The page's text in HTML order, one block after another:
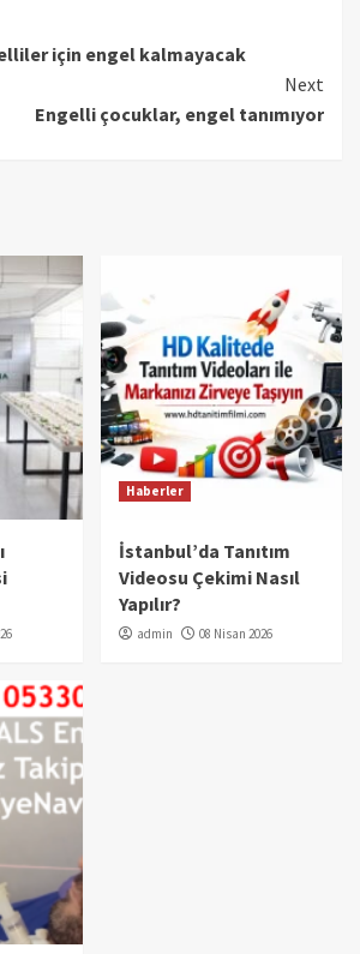
için engel kalmayacak
Next
Engelli çocuklar, engel tanımıyor
Haberler
İstanbul’da Tanıtım
Videosu Çekimi Nasıl
Yapılır?
admin 08 Nisan 2026